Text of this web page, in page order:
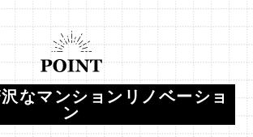
なマンションリノベーショ
ン